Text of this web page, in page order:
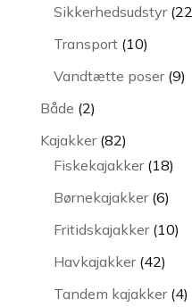
Sikkerhedsudstyr 22
Transport 1010
varer
Vandtætte poser 99
Både 22
varer
Kajakker 8282
varer
Fiskekajakker 1818
Børnekajakker 66
varer
Fritidskajakker 1010
Havkajakker 4242
varer
Tandem kajakker 44